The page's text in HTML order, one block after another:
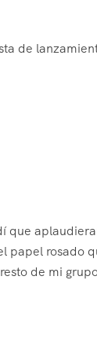
de
que
papel rosado
de mi